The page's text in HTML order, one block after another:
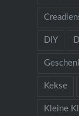
DIY
Kekse
Kleine